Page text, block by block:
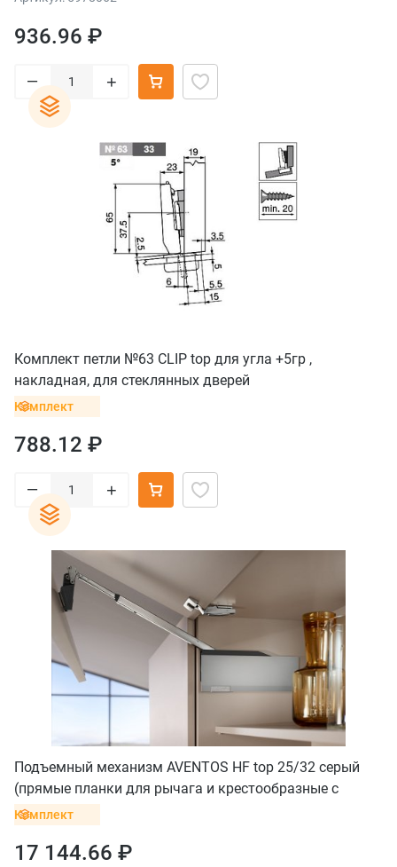
936.96 ₽
– +
Комплект петли №63 CLIP top для угла +5гр ,
накладная, для стеклянных дверей
Комплект
788.12 ₽
– +
Подъемный механизм AVENTOS HF top 25/32 серый
(прямые планки для рычага и крестообразные с
винтом для петель)
Комплект
17 144.66 ₽